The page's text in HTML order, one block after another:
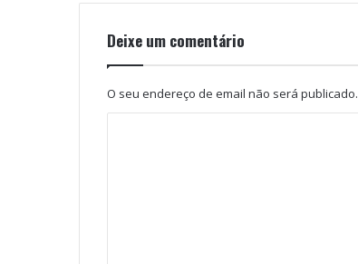
Deixe um comentário
O seu endereço de email não será publicado.